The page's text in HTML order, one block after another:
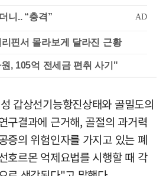
핀서 몰라보게 달라진 근황
, 105억 전세금 편취 사기"
갑상선기능항진상태와 골밀도의
구결과에 근거해, 골절의 과거력
증의 위험인자를 가지고 있는 폐
호르몬 억제요법를 시행할 때 각